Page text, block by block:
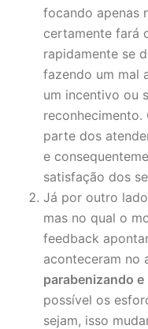
focando apenas
certamente fará
rapidamente se
fazendo um mal
um incentivo ou
reconhecimento.
parte dos
e
satisfação dos
Já por outro
mas no qual o
feedback
aconteceram no
parabenizando
possível os
sejam, isso